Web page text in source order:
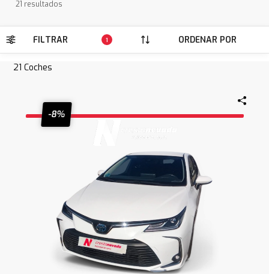
21 resultados
FILTRAR 1 ORDENAR POR
21 Coches
-8%